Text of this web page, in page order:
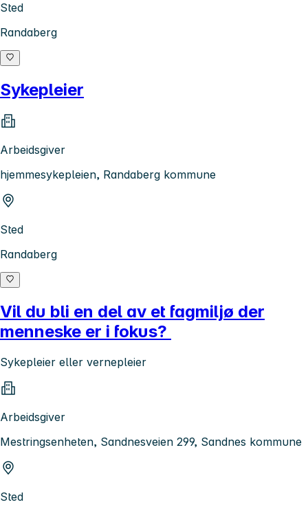
Sted
Randaberg
Sykepleier
Arbeidsgiver
hjemmesykepleien, Randaberg kommune
Sted
Randaberg
Vil du bli en del av et fagmiljø der
menneske er i fokus?
Sykepleier eller vernepleier
Arbeidsgiver
Mestringsenheten, Sandnesveien 299, Sandnes kommune
Sted